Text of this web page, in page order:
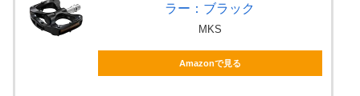
ラー：ブラック
MKS
Amazonで見る